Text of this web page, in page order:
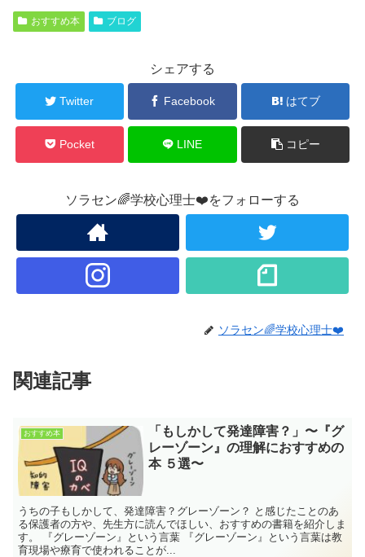
おすすめ本 ブログ
シェアする
Twitter Facebook はてブ
Pocket LINE コピー
ソラセン🌈学校心理士❤️をフォローする
ソラセン🌈学校心理士❤️
関連記事
おすすめ本
「もしかして発達障害？」〜『グ
レーゾーン』の理解におすすめの
本 ５選〜
うちの子もしかして、発達障害？グレーゾーン？ と感じたことのあ
る保護者の方や、先生方に読んでほしい、おすすめの書籍を紹介しま
す。 『グレーゾーン』という言葉 『グレーゾーン』という言葉は教
育現場や療育で使われることが...